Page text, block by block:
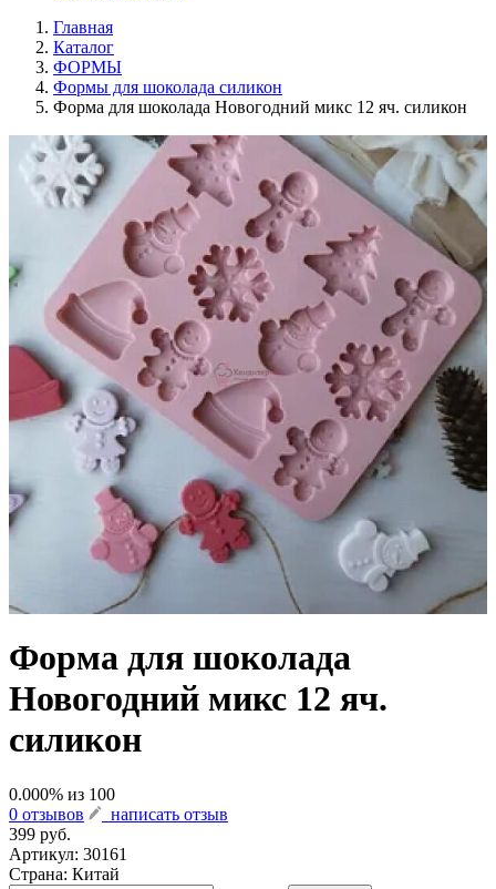
Главная
Каталог
ФОРМЫ
Формы для шоколада силикон
Форма для шоколада Новогодний микс 12 яч. силикон
Форма для шоколада
Новогодний микс 12 яч.
силикон
0.000% из 100
0 отзывов
написать отзыв
399 руб.
Артикул: 30161
Страна: Китай